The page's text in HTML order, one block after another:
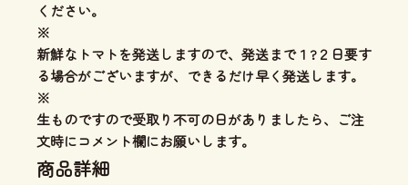
ください。
※
新鮮なトマトを発送しますので、発送まで１?２日要す
る場合がございますが、できるだけ早く発送します。
※
生ものですので受取り不可の日がありましたら、ご注
文時にコメント欄にお願いします。
商品詳細